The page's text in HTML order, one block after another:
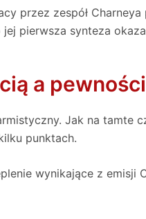
przez zespół
pierwsza synteza
a
Jak na tamte
punktach.
wynikające z